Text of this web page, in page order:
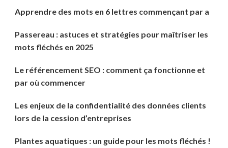
Apprendre des mots en 6 lettres commençant par a
Passereau : astuces et stratégies pour maîtriser les
mots fléchés en 2025
Le référencement SEO : comment ça fonctionne et
par où commencer
Les enjeux de la confidentialité des données clients
lors de la cession d’entreprises
Plantes aquatiques : un guide pour les mots fléchés !